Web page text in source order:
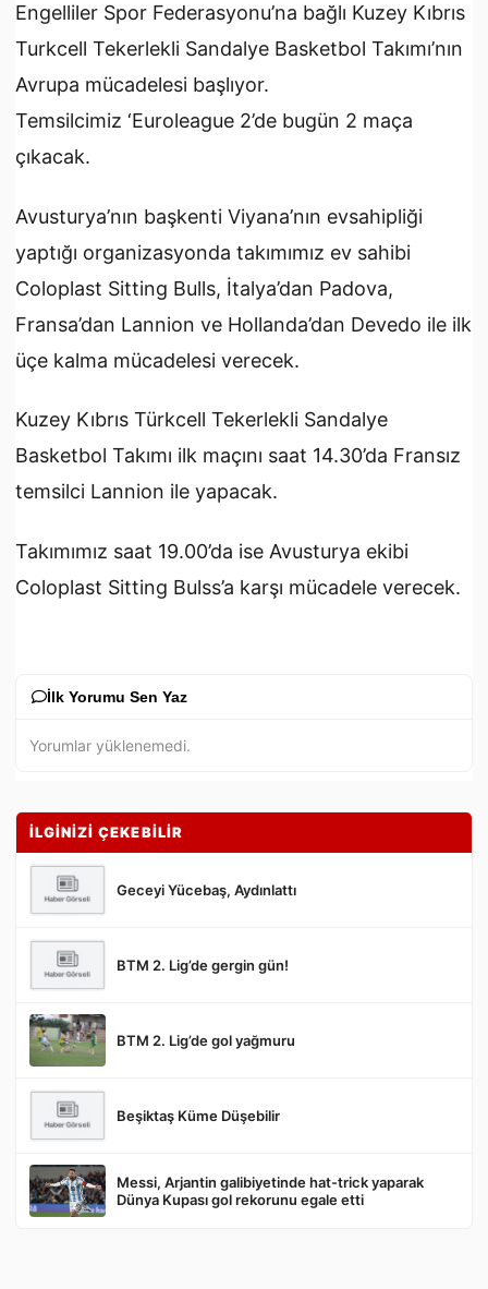
Engelliler Spor Federasyonu’na bağlı Kuzey Kıbrıs
Turkcell Tekerlekli Sandalye Basketbol Takımı’nın
Avrupa mücadelesi başlıyor.
Temsilcimiz ‘Euroleague 2’de bugün 2 maça
çıkacak.
Avusturya’nın başkenti Viyana’nın evsahipliği
yaptığı organizasyonda takımımız ev sahibi
Coloplast Sitting Bulls, İtalya’dan Padova,
Fransa’dan Lannion ve Hollanda’dan Devedo ile ilk
üçe kalma mücadelesi verecek.
Kuzey Kıbrıs Türkcell Tekerlekli Sandalye
Basketbol Takımı ilk maçını saat 14.30’da Fransız
temsilci Lannion ile yapacak.
Takımımız saat 19.00’da ise Avusturya ekibi
Coloplast Sitting Bulss’a karşı mücadele verecek.
İlk Yorumu Sen Yaz
Gönder
Yorumlar yüklenemedi.
İLGİNİZİ ÇEKEBİLİR
Geceyi Yücebaş, Aydınlattı
BTM 2. Lig’de gergin gün!
BTM 2. Lig’de gol yağmuru
Beşiktaş Küme Düşebilir
Messi, Arjantin galibiyetinde hat-trick yaparak
Dünya Kupası gol rekorunu egale etti